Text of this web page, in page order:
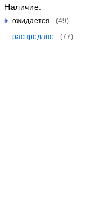
Наличие:
ожидается
(49)
распродано
(77)